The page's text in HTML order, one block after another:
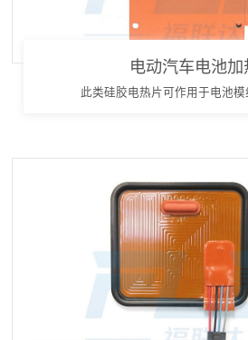
电动汽车电池加
此类硅胶电热片可作用于电池